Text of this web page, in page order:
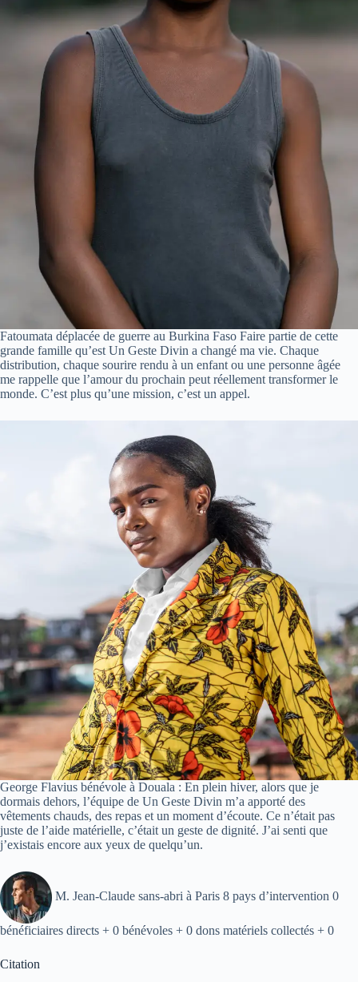
Fatoumata déplacée de guerre au Burkina Faso Faire partie de cette
grande famille qu’est Un Geste Divin a changé ma vie. Chaque
distribution, chaque sourire rendu à un enfant ou une personne âgée
me rappelle que l’amour du prochain peut réellement transformer le
monde. C’est plus qu’une mission, c’est un appel.
George Flavius bénévole à Douala : En plein hiver, alors que je
dormais dehors, l’équipe de Un Geste Divin m’a apporté des
vêtements chauds, des repas et un moment d’écoute. Ce n’était pas
juste de l’aide matérielle, c’était un geste de dignité. J’ai senti que
j’existais encore aux yeux de quelqu’un.
M. Jean-Claude sans-abri à Paris 8 pays d’intervention 0
bénéficiaires directs + 0 bénévoles + 0 dons matériels collectés + 0
Citation